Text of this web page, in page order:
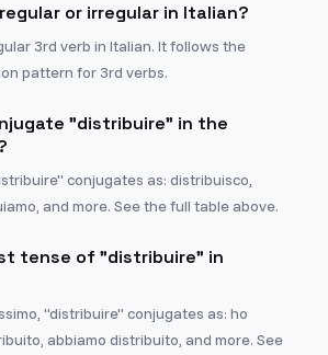
or irregular in Italian?
3rd verb in Italian. It follows the
pattern for 3rd verbs.
"distribuire" in the
conjugates as: distribuisco,
and more. See the full table above.
tense of "distribuire" in
"distribuire" conjugates as: ho
abbiamo distribuito, and more. See